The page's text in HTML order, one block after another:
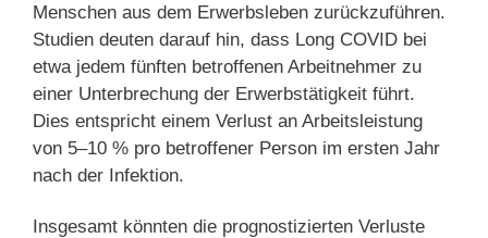
Menschen aus dem Erwerbsleben zurückzuführen.
Studien deuten darauf hin, dass Long COVID bei
etwa jedem fünften betroffenen Arbeitnehmer zu
einer Unterbrechung der Erwerbstätigkeit führt.
Dies entspricht einem Verlust an Arbeitsleistung
von 5–10 % pro betroffener Person im ersten Jahr
nach der Infektion.
Insgesamt könnten die prognostizierten Verluste